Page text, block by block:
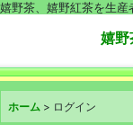
嬉野茶、嬉野紅茶を生
嬉野
ホーム > ログイン